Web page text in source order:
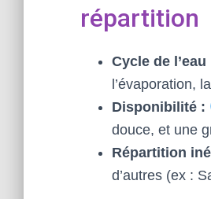
répartition
Cycle de l’eau
l’évaporation,
Disponibilité :
douce, et une
Répartition
d’autres (ex :